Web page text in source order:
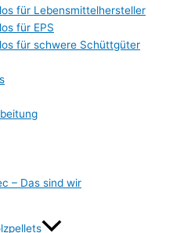
für Lebensmittelhersteller
für EPS
für schwere Schüttgüter
– Das sind wir